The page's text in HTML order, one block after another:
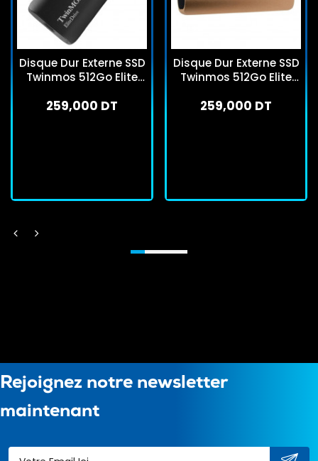
Disque Dur Externe SSD
Twinmos 512Go Elite
259,000 DT
Disque Dur Externe SSD
Twinmos 512Go Elite
259,000 DT
Rejoignez notre newsletter
maintenant